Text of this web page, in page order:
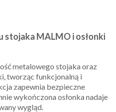
stojaka MALMO i osłonki
metalowego stojaka oraz
tworząc funkcjonalną i
zapewnia bezpieczne
wykończona osłonka nadaje
wygląd.